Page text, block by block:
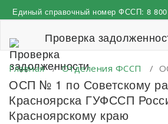
к
Единый справочный номер ФССП: 8
Проверка
Главная/Отделения ФССП /
ОСП № 1 по Советскому
Красноярска ГУФССП
Красноярскому краю